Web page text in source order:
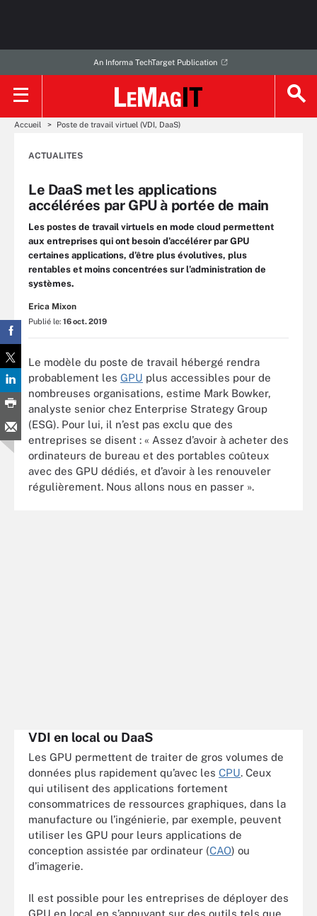
An Informa TechTarget Publication
Accueil Poste de travail virtuel (VDI, DaaS)
ACTUALITES
Le DaaS met les applications
accélérées par GPU à portée de main
Les postes de travail virtuels en mode cloud permettent
aux entreprises qui ont besoin d’accélérer par GPU
certaines applications, d’être plus évolutives, plus
rentables et moins concentrées sur l’administration de
systèmes.
Erica Mixon
Publié le: 16 oct. 2019
Le modèle du poste de travail hébergé rendra
probablement les GPU plus accessibles pour de
nombreuses organisations, estime Mark Bowker,
analyste senior chez Enterprise Strategy Group
(ESG). Pour lui, il n’est pas exclu que des
entreprises se disent : « Assez d’avoir à acheter des
ordinateurs de bureau et des portables coûteux
avec des GPU dédiés, et d’avoir à les renouveler
régulièrement. Nous allons nous en passer ».
VDI en local ou DaaS
Les GPU permettent de traiter de gros volumes de
données plus rapidement qu’avec les CPU. Ceux
qui utilisent des applications fortement
consommatrices de ressources graphiques, dans la
manufacture ou l’ingénierie, par exemple, peuvent
utiliser les GPU pour leurs applications de
conception assistée par ordinateur (CAO) ou
d’imagerie.
Il est possible pour les entreprises de déployer des
GPU en local en s’appuyant sur des outils tels que